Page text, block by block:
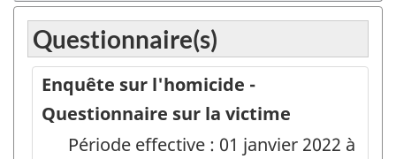
Questionnaire(s)
Enquête sur l'homicide -
Questionnaire sur la victime
Période effective : 01 janvier 2022 à